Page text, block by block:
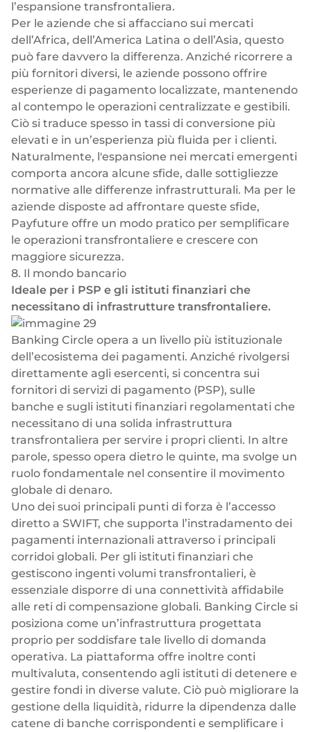
l’espansione transfrontaliera.
Per le aziende che si affacciano sui mercati
dell’Africa, dell’America Latina o dell’Asia, questo
può fare davvero la differenza. Anziché ricorrere a
più fornitori diversi, le aziende possono offrire
esperienze di pagamento localizzate, mantenendo
al contempo le operazioni centralizzate e gestibili.
Ciò si traduce spesso in tassi di conversione più
elevati e in un’esperienza più fluida per i clienti.
Naturalmente, l'espansione nei mercati emergenti
comporta ancora alcune sfide, dalle sottigliezze
normative alle differenze infrastrutturali. Ma per le
aziende disposte ad affrontare queste sfide,
Payfuture offre un modo pratico per semplificare
le operazioni transfrontaliere e crescere con
maggiore sicurezza.
8. Il mondo bancario
Ideale per i PSP e gli istituti finanziari che
necessitano di infrastrutture transfrontaliere.
Banking Circle opera a un livello più istituzionale
dell’ecosistema dei pagamenti. Anziché rivolgersi
direttamente agli esercenti, si concentra sui
fornitori di servizi di pagamento (PSP), sulle
banche e sugli istituti finanziari regolamentati che
necessitano di una solida infrastruttura
transfrontaliera per servire i propri clienti. In altre
parole, spesso opera dietro le quinte, ma svolge un
ruolo fondamentale nel consentire il movimento
globale di denaro.
Uno dei suoi principali punti di forza è l’accesso
diretto a SWIFT, che supporta l’instradamento dei
pagamenti internazionali attraverso i principali
corridoi globali. Per gli istituti finanziari che
gestiscono ingenti volumi transfrontalieri, è
essenziale disporre di una connettività affidabile
alle reti di compensazione globali. Banking Circle si
posiziona come un’infrastruttura progettata
proprio per soddisfare tale livello di domanda
operativa. La piattaforma offre inoltre conti
multivaluta, consentendo agli istituti di detenere e
gestire fondi in diverse valute. Ciò può migliorare la
gestione della liquidità, ridurre la dipendenza dalle
catene di banche corrispondenti e semplificare i